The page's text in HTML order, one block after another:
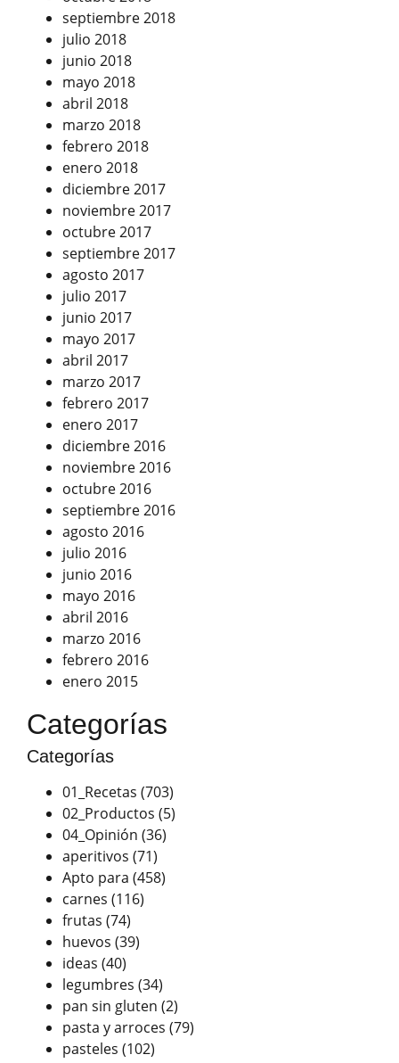
septiembre 2018
julio 2018
junio 2018
mayo 2018
abril 2018
marzo 2018
febrero 2018
enero 2018
diciembre 2017
noviembre 2017
octubre 2017
septiembre 2017
agosto 2017
julio 2017
junio 2017
mayo 2017
abril 2017
marzo 2017
febrero 2017
enero 2017
diciembre 2016
noviembre 2016
octubre 2016
septiembre 2016
agosto 2016
julio 2016
junio 2016
mayo 2016
abril 2016
marzo 2016
febrero 2016
enero 2015
Categorías
Categorías
01_Recetas (703)
02_Productos (5)
04_Opinión (36)
aperitivos (71)
Apto para (458)
carnes (116)
frutas (74)
huevos (39)
ideas (40)
legumbres (34)
pan sin gluten (2)
pasta y arroces (79)
pasteles (102)